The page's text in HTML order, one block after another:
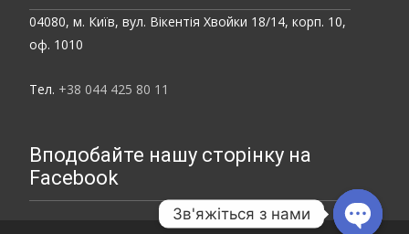
04080, м. Київ, вул. Вікентія Хвойки 18/14, корп. 10,
оф. 1010
Тел. +38 044 425 80 11
Вподобайте нашу сторінку на
Facebook
Зв'яжіться з нами